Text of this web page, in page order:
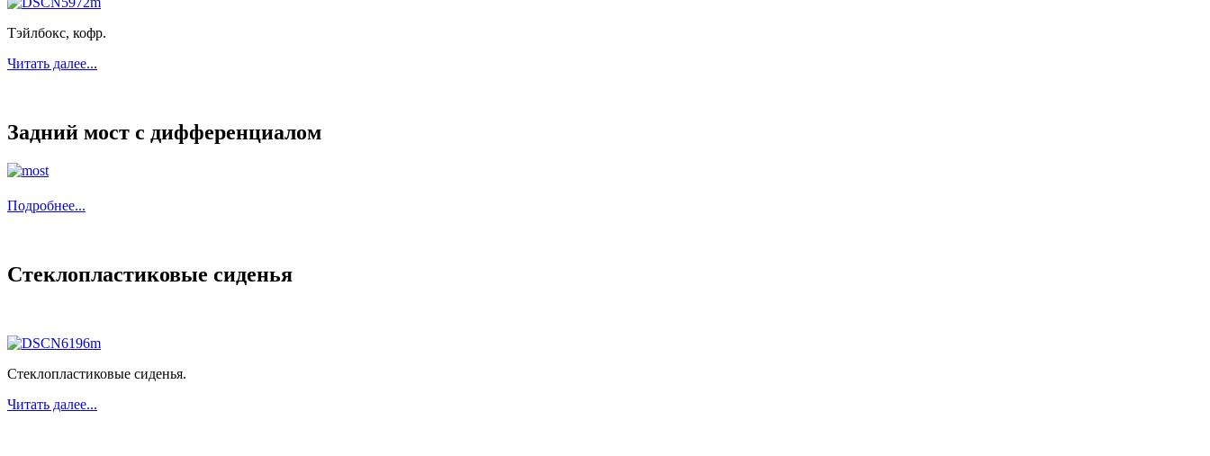
Тэйлбокс, кофр.
Читать далее...
Задний мост с дифференциалом
Подробнее...
Стеклопластиковые сиденья
Стеклопластиковые сиденья.
Читать далее...